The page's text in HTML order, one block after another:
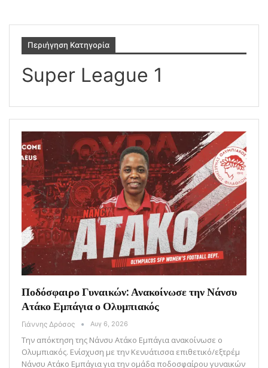
Περιήγηση Κατηγορία
Super League 1
Ποδόσφαιρο Γυναικών: Ανακοίνωσε την Νάνσυ
Ατάκο Εμπάγια ο Ολυμπιακός
Γιάννης Δρόσος Αυγ 6, 2026
Την απόκτηση της Νάνσυ Ατάκο Εμπάγια ανακοίνωσε ο
Ολυμπιακός. Ενίσχυση με την Κενυάτισσα επιθετικό/εξτρέμ
Νάνσυ Ατάκο Εμπάγια για την ομάδα ποδοσφαίρου γυναικών